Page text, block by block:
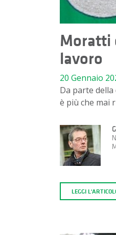
Moratti
lavoro
20 Gennaio
Da parte
è più che mai
LEGGI